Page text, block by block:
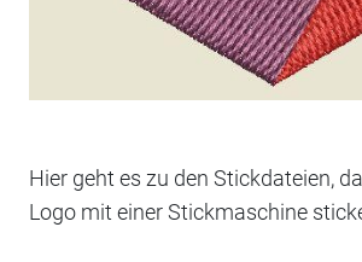
Hier geht es zu den Stickdateien,
Logo mit einer Stickmaschine